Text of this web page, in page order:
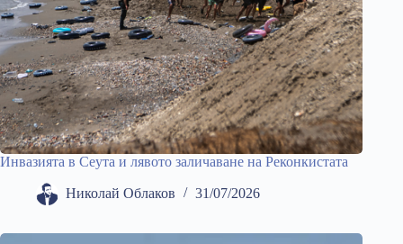
Инвазията в Сеута и лявото заличаване на Реконкистата
Николай Облаков 31/07/2026